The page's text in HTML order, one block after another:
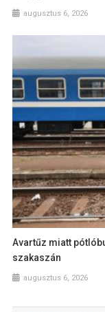
augusztus 6, 2026
Avartűz miatt
szakaszán
augusztus 6, 2026